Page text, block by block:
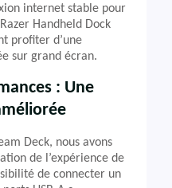
internet stable pour
Handheld Dock
profiter d’une
sur grand écran.
: Une
Deck, nous avons
de l’expérience de
de connecter un